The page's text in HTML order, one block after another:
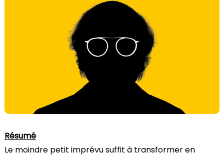
Résumé
Le moindre petit imprévu suffit à transformer en